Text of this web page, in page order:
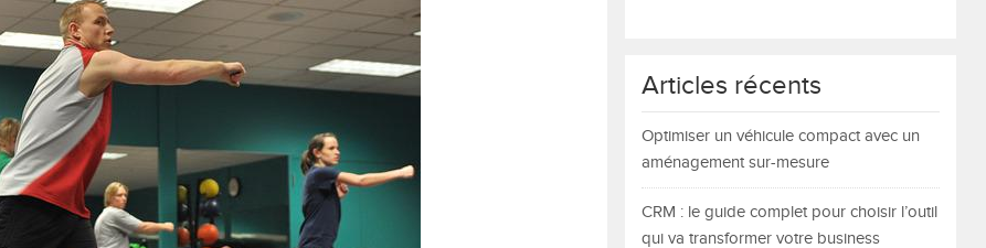
Articles récents
Optimiser un véhicule compact avec un
aménagement sur-mesure
CRM : le guide complet pour choisir l’outil
qui va transformer votre business